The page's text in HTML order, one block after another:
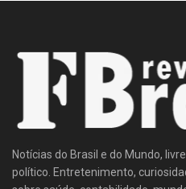
Notícias do Brasil e do Mundo,
político. Entretenimento,